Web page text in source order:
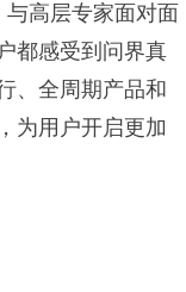
高层专家面对面
都感受到问界真
、全周期产品和
为用户开启更加